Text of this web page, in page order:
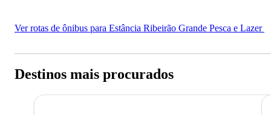
Ver rotas de ônibus para Estância Ribeirão Grande Pesca e Lazer
Destinos mais procurados